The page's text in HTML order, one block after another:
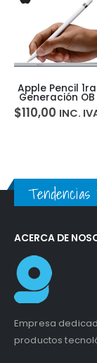
Apple Pencil 1ra
Generación OB
$110,00 INC.
Tendencias
ACERCA DE
Empresa
productos